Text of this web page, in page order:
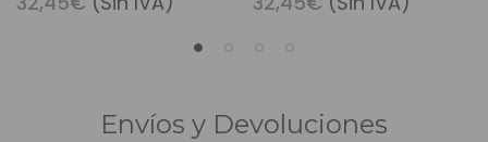
Envíos y Devoluciones